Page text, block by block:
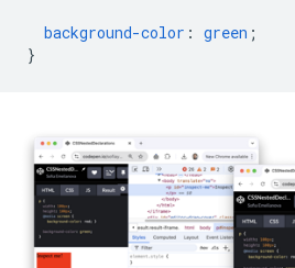
background-color : green ;
}